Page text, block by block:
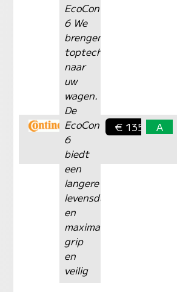
EcoContact
6 We
brengen
toptechnologie
naar
uw
wagen.
De
EcoContact™
6
biedt
een
langere
levensduur
en
maximale
grip
en
veilig
€ 135,- A